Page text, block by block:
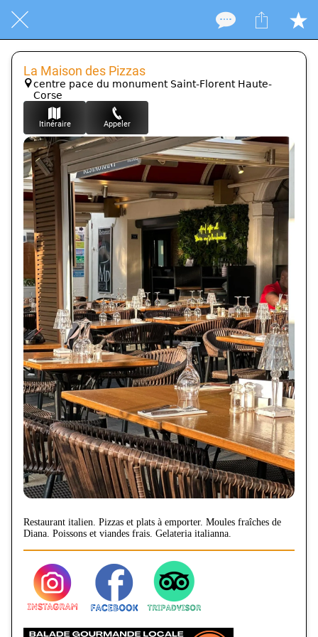
La Maison des Pizzas
centre pace du monument Saint-Florent Haute-
Corse
Itinéraire Appeler
Restaurant italien. Pizzas et plats à emporter. Moules fraîches de
Diana. Poissons et viandes frais. Gelateria italianna.